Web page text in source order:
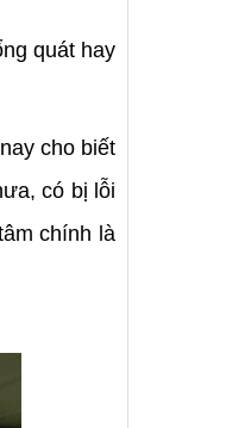
quát hay
cho biết
có bị lỗi
chính là